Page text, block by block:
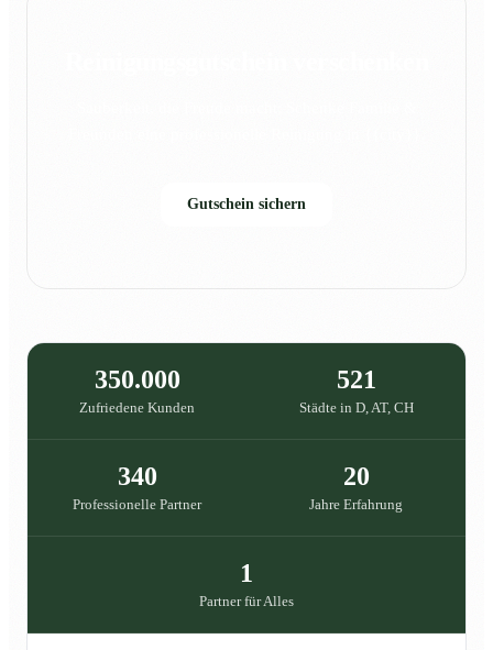
Gutschein sichern
350.000
Zufriedene Kunden
521
Städte in D, AT, CH
340
Professionelle Partner
20
Jahre Erfahrung
1
Partner für Alles